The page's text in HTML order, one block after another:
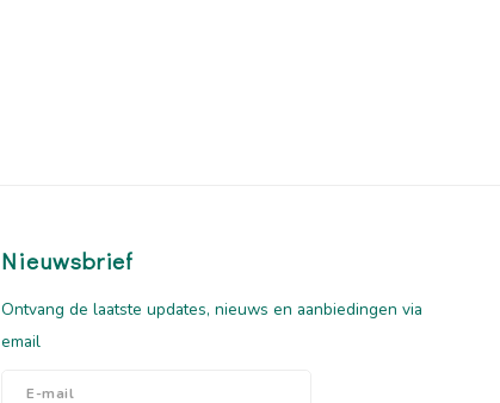
Nieuwsbrief
Ontvang de laatste updates, nieuws en aanbiedingen via
email